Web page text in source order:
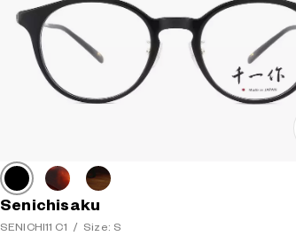
Senichisaku
SENICHI11 C1 / Size: S